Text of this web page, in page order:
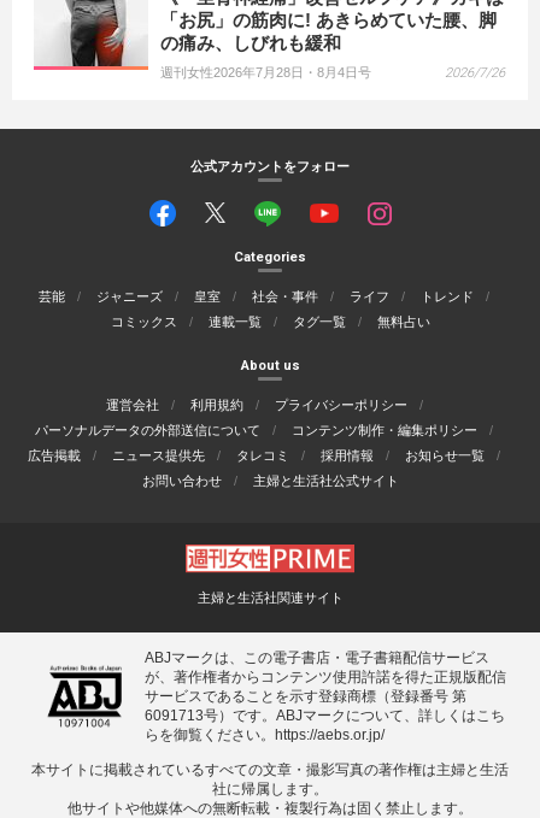
「お尻」の筋肉に! あきらめていた腰、脚
の痛み、しびれも緩和
週刊女性2026年7月28日・8月4日号 2026/7/26
公式アカウントをフォロー
Categories
芸能 ジャニーズ 皇室 社会・事件 ライフ
トレンド
コミックス
連載一覧 タグ一覧 無料占い
About us
運営会社 利用規約
プライバシーポリシー
パーソナルデータの外部送信について
コンテンツ制作・編集ポリシー
広告掲載
ニュース提供先 タレコミ 採用情報
お知らせ一覧
お問い合わせ
主婦と生活社公式サイト
主婦と生活社関連サイト
ABJマークは、この電子書店・電子書籍配信サービス
が、著作権者からコンテンツ使用許諾を得た正規版配信
サービスであることを示す登録商標（登録番号 第
6091713号）です。ABJマークについて、詳しくはこち
らを御覧ください。
https://aebs.or.jp/
本サイトに掲載されているすべての⽂章・撮影写真の著作権は主婦と⽣活
社に帰属します。
他サイトや他媒体への無断転載・複製⾏為は固く禁⽌します。